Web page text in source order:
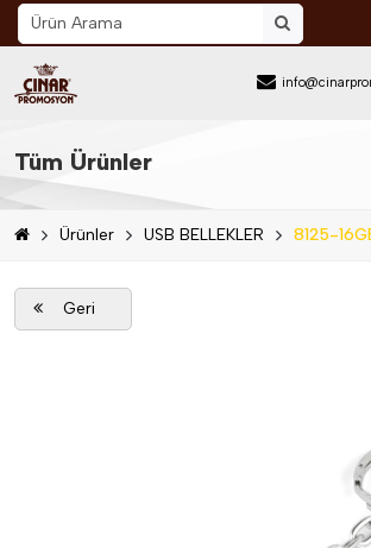
Ana Sayfa
Hakkımızda
Sektör
Ürünler
Tüm Ürünler
Ürünler USB BELLEKLER 8125-
Geri